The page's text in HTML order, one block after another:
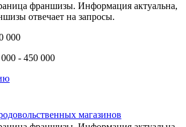
франшизы. Информация актуальна,
отвечает на запросы.
000
- 450 000
магазинов